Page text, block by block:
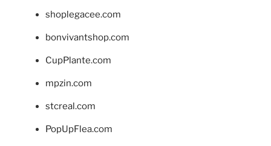
shoplegacee.com
bonvivantshop.com
CupPlante.com
mpzin.com
stcreal.com
PopUpFlea.com